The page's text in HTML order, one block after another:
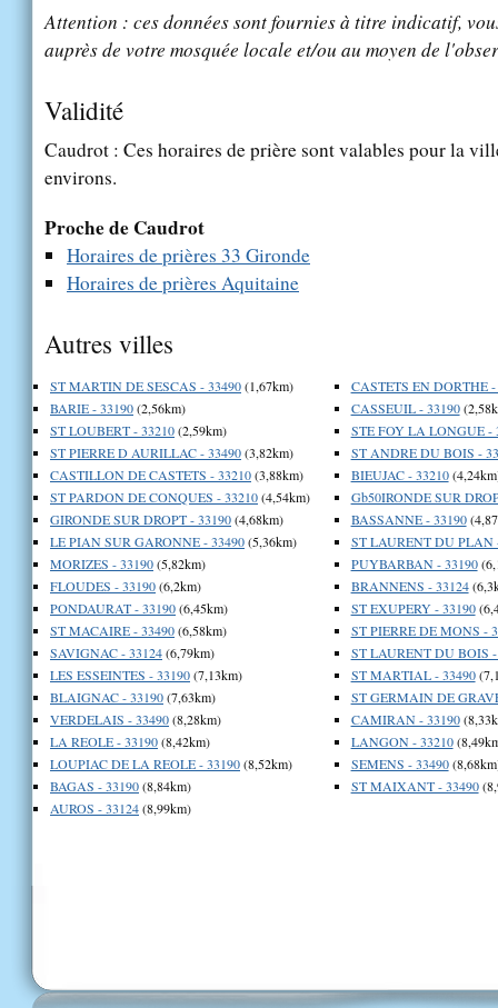
Attention : ces données sont fournies à titre indicatif,
auprès de votre mosquée locale et/ou au moyen de
Validité
Caudrot : Ces horaires de prière sont valables pour la
environs.
Proche de Caudrot
Horaires de prières 33 Gironde
Horaires de prières Aquitaine
Autres villes
ST MARTIN DE SESCAS - 33490(1,67km)
BARIE - 33190(2,56km)
ST LOUBERT - 33210(2,59km)
ST PIERRE D AURILLAC - 33490(3,82km)
CASTILLON DE CASTETS - 33210(3,88km)
ST PARDON DE CONQUES - 33210(4,54km)
GIRONDE SUR DROPT - 33190(4,68km)
LE PIAN SUR GARONNE - 33490(5,36km)
MORIZES - 33190(5,82km)
FLOUDES - 33190(6,2km)
PONDAURAT - 33190(6,45km)
ST MACAIRE - 33490(6,58km)
SAVIGNAC - 33124(6,79km)
LES ESSEINTES - 33190(7,13km)
BLAIGNAC - 33190(7,63km)
VERDELAIS - 33490(8,28km)
LA REOLE - 33190(8,42km)
LOUPIAC DE LA REOLE - 33190(8,52km)
BAGAS - 33190(8,84km)
AUROS - 33124(8,99km)
CASTETS EN DORTHE -
CASSEUIL - 33190
STE FOY LA LONGUE -
ST ANDRE DU BOIS -
BIEUJAC - 33210
Gb50IRONDE SUR
BASSANNE - 33190
ST LAURENT DU PLAN
PUYBARBAN - 33190
BRANNENS - 33124
ST EXUPERY - 33190
ST PIERRE DE MONS -
ST LAURENT DU BOIS -
ST MARTIAL - 33490
ST GERMAIN DE
CAMIRAN - 33190
LANGON - 33210
SEMENS - 33490
ST MAIXANT - 33490